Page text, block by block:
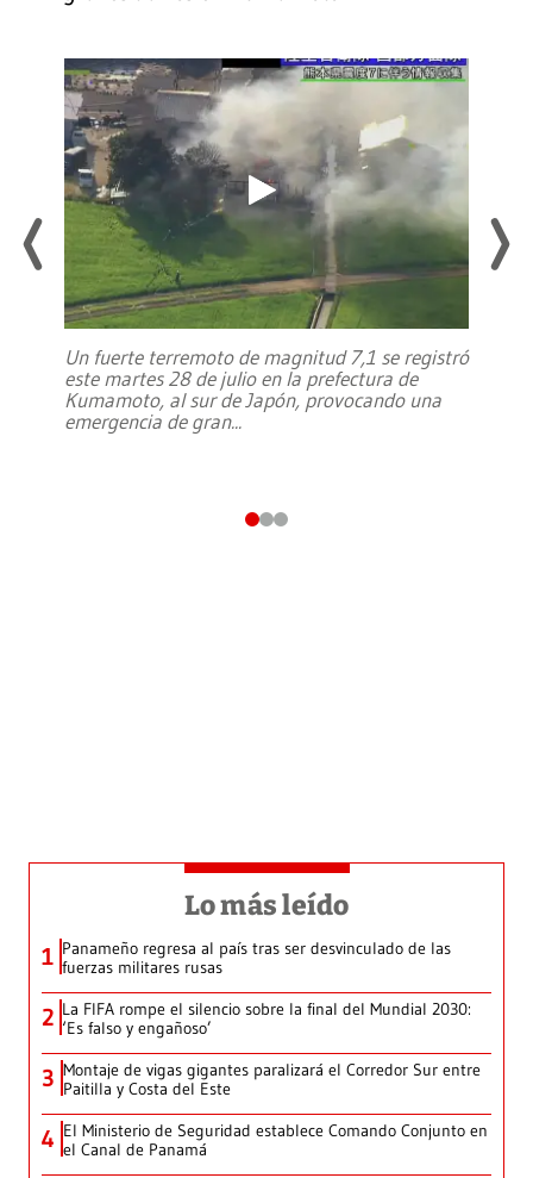
Un fuerte terremoto de magnitud 7,1 se registró
este martes 28 de julio en la prefectura de
Kumamoto, al sur de Japón, provocando una
emergencia de gran...
Lo más leído
1 Panameño regresa al país tras ser desvinculado de las
fuerzas militares rusas
2 La FIFA rompe el silencio sobre la final del Mundial 2030:
‘Es falso y engañoso’
3 Montaje de vigas gigantes paralizará el Corredor Sur entre
Paitilla y Costa del Este
4 El Ministerio de Seguridad establece Comando Conjunto en
el Canal de Panamá